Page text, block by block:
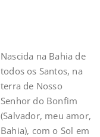
Nascida na Bahia de
todos os Santos, na
terra de Nosso
Senhor do Bonfim
(Salvador, meu amor,
Bahia), com o Sol em